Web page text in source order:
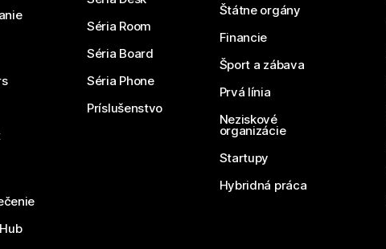
Séria Room
Séria Board
Séria Phone
Príslušenstvo
Štátne orgány
Financie
Šport a zábava
Prvá línia
Neziskové
organizácie
Startupy
Hybridná práca